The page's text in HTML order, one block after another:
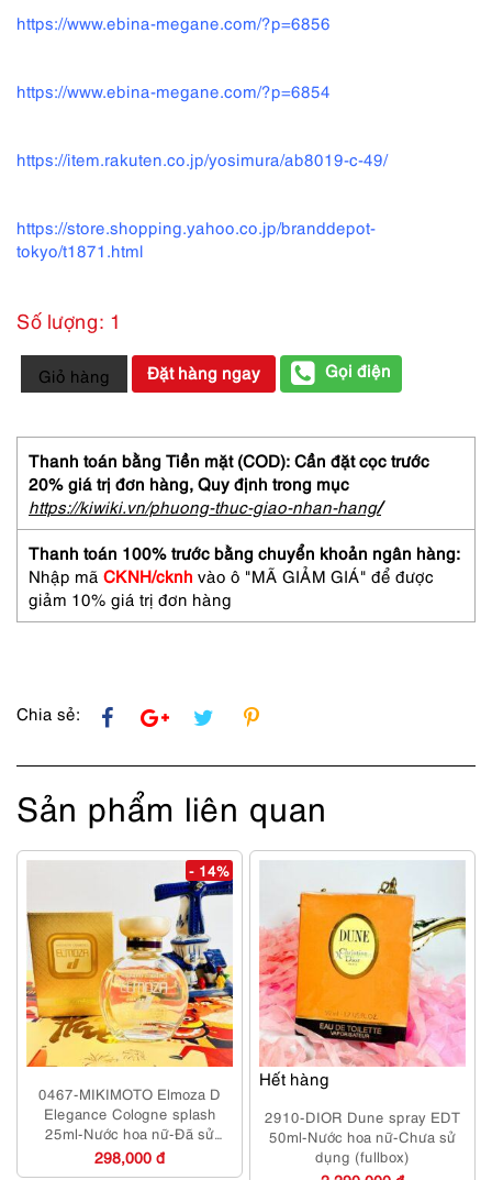
https://www.ebina-megane.com/?p=6856
https://www.ebina-megane.com/?p=6854
https://item.rakuten.co.jp/yosimura/ab8019-c-49/
https://store.shopping.yahoo.co.jp/branddepot-
tokyo/t1871.html
Số lượng: 1
5511-
Gọng
nữ-
Mới/Chưa
sử
dụng-
ALFREDO
BERETTA
AB
9483
rimless
lượng
Giỏ hàng Đặt hàng ngay Gọi điện
Thanh toán bằng Tiền mặt (COD): Cần đặt cọc trước
20% giá trị đơn hàng, Quy định trong mục
https://kiwiki.vn/phuong-thuc-giao-nhan-hang/
Thanh toán 100% trước bằng chuyển khoản ngân hàng:
Nhập mã CKNH/cknh vào ô "MÃ GIẢM GIÁ" để được
giảm 10% giá trị đơn hàng
Chia sẻ:
Sản phẩm liên quan
- 14%
0467-MIKIMOTO Elmoza D
Elegance Cologne splash
25ml-Nước hoa nữ-Đã sử
dụng
298,000 đ
Hết hàng
2910-DIOR Dune spray EDT
50ml-Nước hoa nữ-Chưa sử
dụng (fullbox)